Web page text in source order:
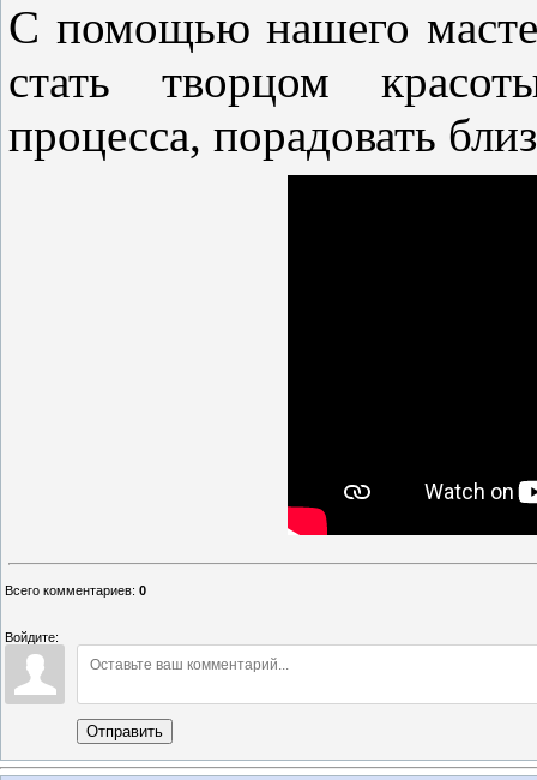
С помощью нашего
стать творцом
процесса, порадовать
Всего комментариев: 0
Войдите:
Отправить